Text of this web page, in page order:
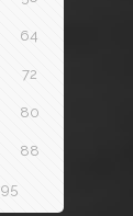
64
72
80
88
95